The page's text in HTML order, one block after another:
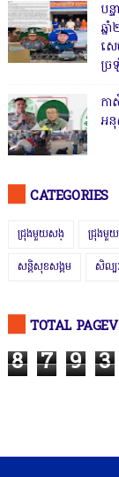
បន្
ឆ្ន
សេ
ច្រ
កា
អនុ
CATEGORIES
ជ្រុងមួយសង្ ជ្រុងមួ
សន្តិសុខសង្គម សិល្ប
TOTAL
8 7 9 3